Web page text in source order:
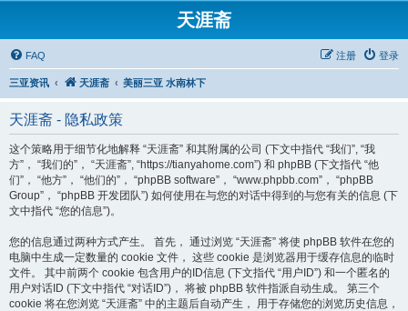
天涯斋
FAQ 登录
注册
三亚资讯 天涯斋 美丽三亚 水南林下
天涯斋 - 隐私政策
这个策略用于细节化地解释 “天涯斋” 和其附属的公司 (下文中指代 “我们”, “我
方”， “我们的”， “天涯斋”, “https://tianyahome.com”) 和 phpBB (下文指代 “他
们”， “他方”， “他们的”， “phpBB software”， “www.phpbb.com”， “phpBB
Group”， “phpBB 开发团队”) 如何使用在与您的对话中得到的与您有关的信息 (下
文中指代 “您的信息”)。
您的信息通过两种方式产生。 首先， 通过浏览 “天涯斋” 将使 phpBB 软件在您的
电脑中生成一定数量的 cookie 文件， 这些 cookie 是浏览器用于缓存信息的临时
文件。 其中前两个 cookie 包含用户的ID信息 (下文指代 “用户ID”) 和一个匿名的
用户对话ID (下文中指代 “对话ID”)， 将被 phpBB 软件指派自动生成。 第三个
cookie 将在您浏览 “天涯斋” 中的主题后自动产生， 用于存储您的浏览历史信息，